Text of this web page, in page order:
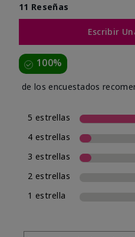
11 Reseñas
Escribir
100%
de los encuestados
5 estrellas
4 estrellas
3 estrellas
2 estrellas
1 estrella